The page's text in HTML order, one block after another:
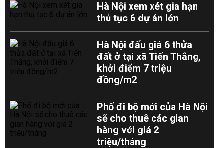
Hà Nội xem xét gia hạn
thủ tục 6 dự án lớn
Hà Nội đấu giá 6 thửa
đất ở tại xã Tiến Thắng,
khởi điểm 7 triệu
đồng/m2
Phố đi bộ mới của Hà Nội
sẽ cho thuê các gian
hàng với giá 2
triệu/tháng